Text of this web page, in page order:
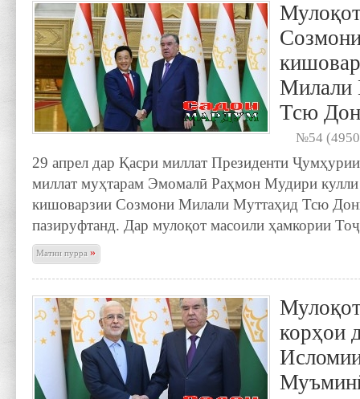
Милали
Тсю
№54
29 апрел дар Қасри миллат Президенти
миллат муҳтарам Эмомалӣ Раҳмон Мудири
кишоварзии Созмони Милали Муттаҳид Тсю
пазируфтанд. Дар мулоқот масоили ҳамкории
Матни пурра»
корҳои